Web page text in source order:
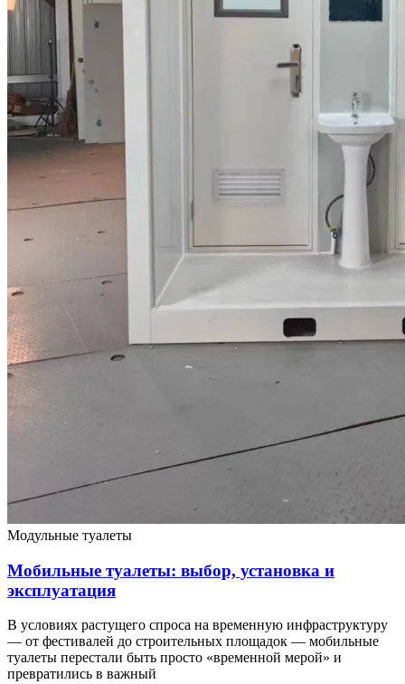
Модульные туалеты
Мобильные туалеты: выбор, установка и
эксплуатация
В условиях растущего спроса на временную инфраструктуру
— от фестивалей до строительных площадок — мобильные
туалеты перестали быть просто «временной мерой» и
превратились в важный